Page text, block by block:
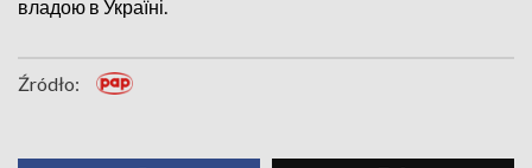
владою в Україні.
Źródło: